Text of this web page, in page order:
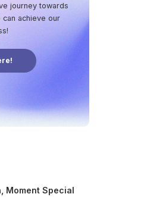
journey towards
achieve our
Moment Special